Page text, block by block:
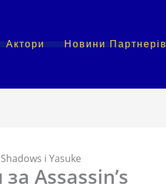
Актори Новини Партнерів
і Yasuke
Assassin’s